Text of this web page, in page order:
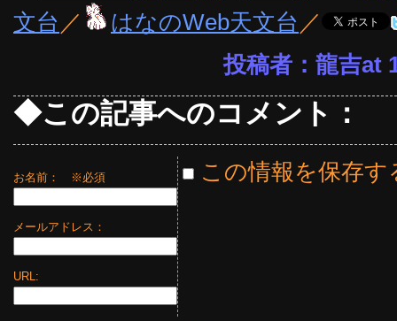
文台 ／ はなのWeb天文台 ／
投稿者：龍吉at
◆この記事へのコメント：
お名前： ※必須
メールアドレス：
URL:
この情報を保存す